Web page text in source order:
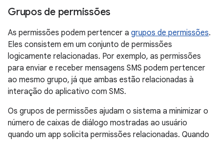
Grupos de permissões
As permissões podem pertencer a grupos de permissões.
Eles consistem em um conjunto de permissões
logicamente relacionadas. Por exemplo, as permissões
para enviar e receber mensagens SMS podem pertencer
ao mesmo grupo, já que ambas estão relacionadas à
interação do aplicativo com SMS.
Os grupos de permissões ajudam o sistema a minimizar o
número de caixas de diálogo mostradas ao usuário
quando um app solicita permissões relacionadas. Quando